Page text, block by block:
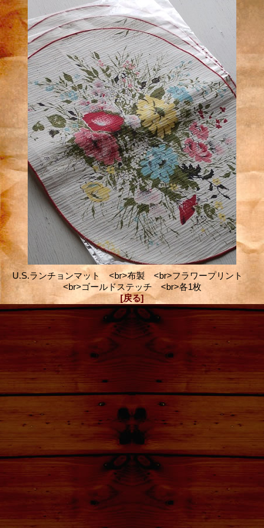
U.S.ランチョンマット <br>布製 <br>フラワープリント
<br>ゴールドステッチ <br>各1枚
[戻る]